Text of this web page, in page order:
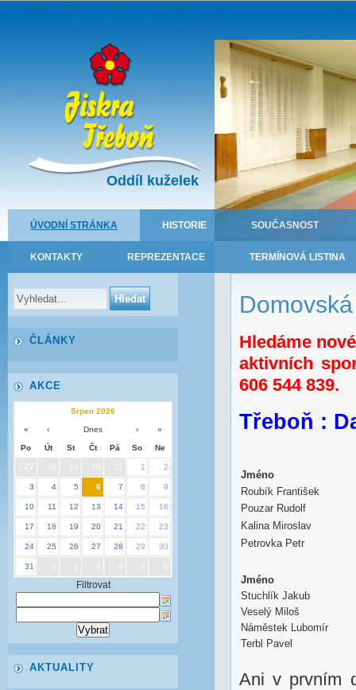
Oddíl kuželek
ÚVODNÍ STRÁNKA HISTORIE SOUČASNOST
KONTAKTY REPREZENTACE TERMÍNOVÁ LISTINA
Hledáme
aktivních
606 544 839.
Třeboň :
Jméno
Roubík František
Pouzar Rudolf
Kalina Miroslav
Petrovka Petr
Jméno
Stuchlík Jakub
Veselý Miloš
Náměstek Lubomír
Terbl Pavel
Ani v prvním
ČLÁNKY
AKCE
Srpen 2026
« ‹ Dnes › »
Po Út St Čt Pá So Ne
27 29 30 31 1 2
3 4 5 6 7 8 9
10 11 12 13 14 15 16
17 18 19 20 21 22 23
24 25 26 27 28 29 30
31 3 5
Filtrovat
AKTUALITY